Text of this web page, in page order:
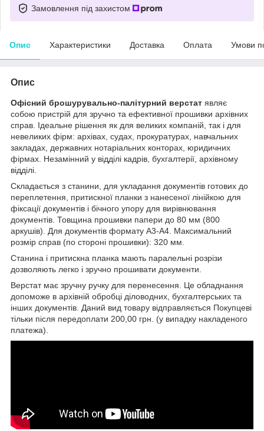
Замовлення під захистом
Опис Характеристики Доставка Оплата Умови
Опис
Офісний брошурувально-палітурний верстат являє
собою пристрій для зручно та ефективної прошивки архівних
справ. Ідеальне рішення як для великих компаній, так і для
невеликих фірм: архівах, судах, прокуратурах, навчальних
закладах, державних нотаріальних конторах, юридичних
фірмах . Незамінний у відділі кадрів, бухгалтерії, архівному
відділі.
Складається з станини, для укладання документів готових до
переплетення, притискної планки з нанесеної лінійкою для
фіксації документів і бічного упору для вирівнювання
документів. Товщина прошивки папери до 80 мм (800
аркушів). Для документів формату А3-А4. Максимальний
розмір справ (по стороні прошивки): 320 мм.
Станина і притискна планка мають паралельні розрізи
дозволяють легко і зручно прошивати документи.
Верстат має зручну ручку для перенесення. Це обладнання
допоможе в архівній обробці діловодних, бухгалтерських та
інших документів. Даний вид товару відправляється Покупцеві
тільки після передоплати 200,00 грн. (у випадку накладеного
платежа).